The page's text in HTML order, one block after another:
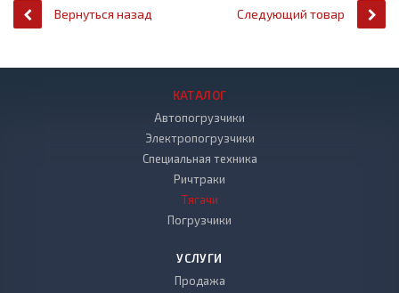
Вернуться назад Следующий товар
КАТАЛОГ
Автопогрузчики
Электропогрузчики
Специальная техника
Ричтраки
Тягачи
Погрузчики
УСЛУГИ
Продажа